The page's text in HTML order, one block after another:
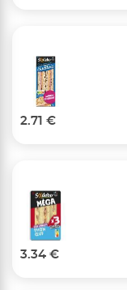
2.71 €
3.34 €